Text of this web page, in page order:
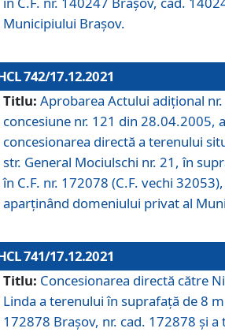
Municipiului Brașov.
742/17.12.2021
Titlu: Aprobarea Actului adiţional
concesiune nr. 121 din 28.04.2005,
concesionarea directă a terenului
str. General Mociulschi nr. 21, în
în C.F. nr. 172078 (C.F. vechi
aparținând domeniului privat al
741/17.12.2021
Titlu: Concesionarea directă către
Linda a terenului în suprafață de 8
172878 Brașov, nr. cad. 172878 și